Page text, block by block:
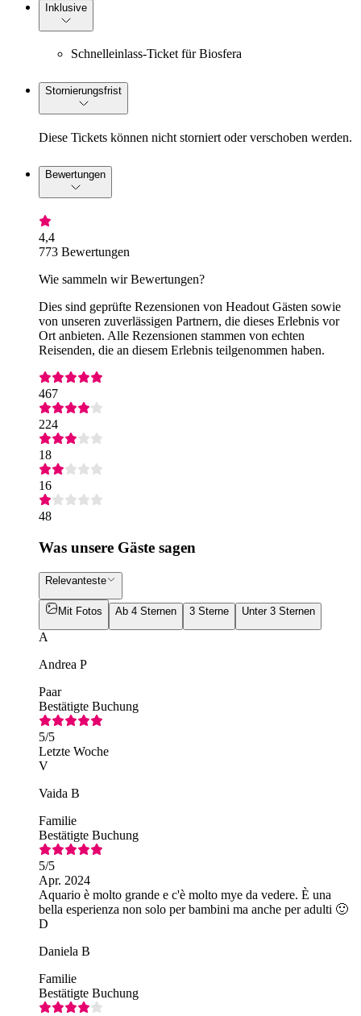
Inklusive
Schnelleinlass-Ticket für Biosfera
Stornierungsfrist
Diese Tickets können nicht storniert oder verschoben werden.
Bewertungen
4,4
773 Bewertungen
Wie sammeln wir Bewertungen?
Dies sind geprüfte Rezensionen von Headout Gästen sowie
von unseren zuverlässigen Partnern, die dieses Erlebnis vor
Ort anbieten. Alle Rezensionen stammen von echten
Reisenden, die an diesem Erlebnis teilgenommen haben.
467
224
18
16
48
Was unsere Gäste sagen
Relevanteste
Mit Fotos Ab 4 Sternen 3 Sterne Unter 3 Sternen
A
Andrea P
Paar
Bestätigte Buchung
5/5
Letzte Woche
V
Vaida B
Familie
Bestätigte Buchung
5/5
Apr. 2024
Aquario è molto grande e c'è molto mye da vedere. È una
bella esperienza non solo per bambini ma anche per adulti 🙂
D
Daniela B
Familie
Bestätigte Buchung